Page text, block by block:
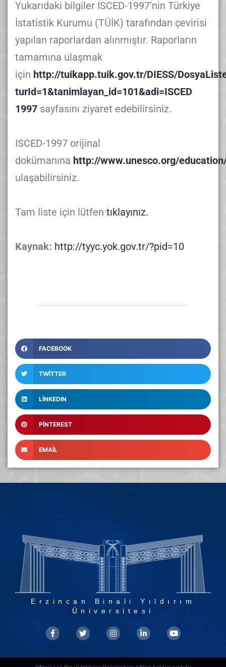
Yukarıdaki bilgiler ISCED-1997’nin Türkiye
İstatistik Kurumu (TÜİK) tarafından çevirisi
yapılan raporlardan alınmıştır. Raporların
tamamına ulaşmak
için http://tuikapp.tuik.gov.tr/DIESS/
turId=1&tanimlayan_id=101&adi=ISCED
1997 sayfasını ziyaret edebilirsiniz.
ISCED-1997 orijinal
dokümanına http://www.unesco.org/
ulaşabilirsiniz.
Tam liste için lütfen tıklayınız.
Kaynak: http://tyyc.yok.gov.tr/?pid=10
FACEBOOK
TWITTER
LINKEDIN
PINTEREST
EMAIL
Erzincan Binali Yıldırım
Üniversitesi